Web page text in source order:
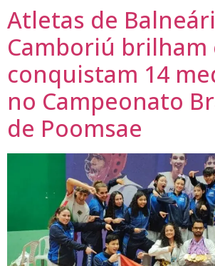
Atletas de
Camboriú brilham
conquistam 14
no Campeonato
de Poomsae